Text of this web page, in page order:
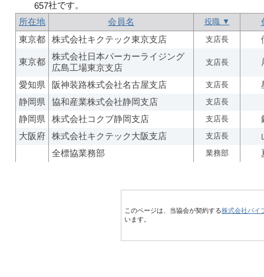
657社です。
所在地
会員名 役職 ▼
東京都
株式会社キクテック東京支店 支店長
東京都
株式会社日本パーカーライジング
広島工場東京支店
支店長
愛知県 阪神装路株式会社名古屋支店 支店長
静岡県
協和産業株式会社静岡支店 支店長
静岡県 株式会社コクブ静岡支店 支店長
大阪府
株式会社キクテック大阪支店 支店長
全標協業務部
業務部
このページは、当協会が契約する株式会社パイ
います。